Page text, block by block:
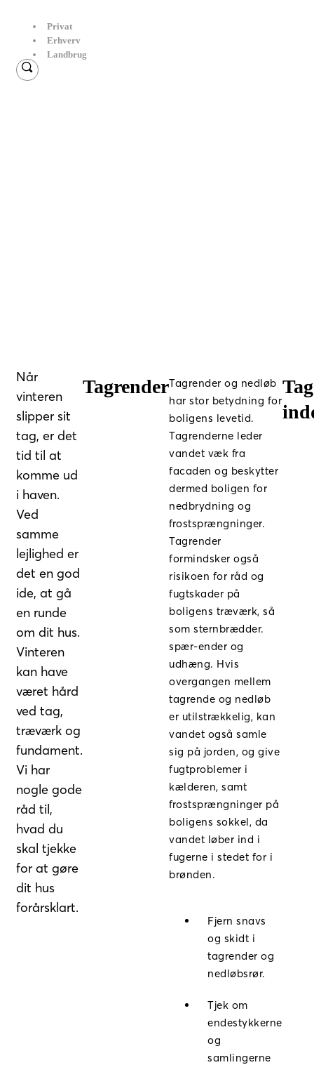
Privat
Erhverv
Landbrug
Når
vinteren
slipper sit
tag, er det
tid til at
komme ud
i haven.
Ved
samme
lejlighed er
det en god
ide, at gå
en runde
om dit hus.
Vinteren
kan have
været hård
ved tag,
træværk og
fundament.
Vi har
nogle gode
råd til,
hvad du
skal tjekke
for at gøre
dit hus
forårsklart.
TagrenderTagrender og nedløb
har stor betydning for
boligens levetid.
Tagrenderne leder
vandet væk fra
facaden og beskytter
dermed boligen for
nedbrydning og
frostsprængninger.
Tagrender
formindsker også
risikoen for råd og
fugtskader på
boligens træværk, så
som sternbrædder.
spær-ender og
udhæng. Hvis
overgangen mellem
tagrende og nedløb
er utilstrækkelig, kan
vandet også samle
sig på jorden, og give
fugtproblemer i
kælderen, samt
frostsprængninger på
boligens sokkel, da
vandet løber ind i
fugerne i stedet for i
brønden.
Fjern snavs
og skidt i
tagrender og
nedløbsrør.
Tjek om
endestykkerne
og
samlingerne